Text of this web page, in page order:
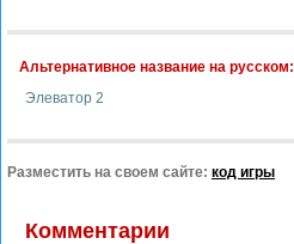
Альтернативное название на русском:
Элеватор 2
Разместить на своем сайте: код игры
Комментарии